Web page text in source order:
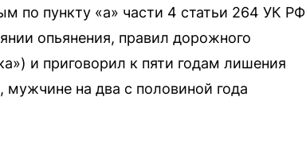
по пункту «а» части 4 статьи 264 УК РФ
опьянения, правил дорожного
и приговорил к пяти годам лишения
на два с половиной года